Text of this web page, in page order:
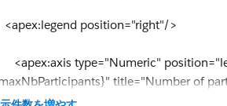
position="right"/>
type="Numeric"
title="Number of